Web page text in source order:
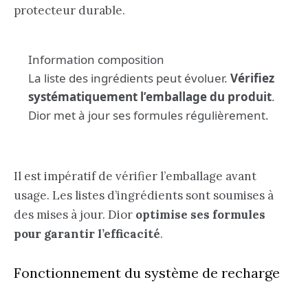
protecteur durable.
Information composition
La liste des ingrédients peut évoluer.Vérifiez
systématiquement l’emballage du produit.
Dior met à jour ses formules régulièrement.
Il est impératif de vérifier l’emballage avant
usage. Les listes d’ingrédients sont soumises à
des mises à jour. Dior optimise ses formules
pour garantir l’efficacité.
Fonctionnement du système de recharge